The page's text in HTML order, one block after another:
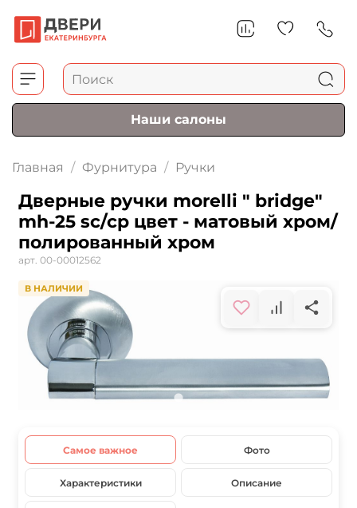
Наши салоны
Главная Фурнитура Ручки
Дверные ручки morelli " bridge"
mh-25 sc/cp цвет - матовый хром/
полированный хром
арт. 00-00012562
В НАЛИЧИИ
Самое важное Фото
Характеристики Описание